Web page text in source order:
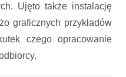
Ujęto także instalację
graficznych przykładów
czego opracowanie